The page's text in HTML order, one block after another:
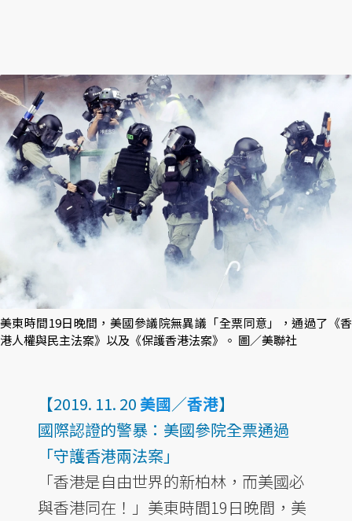
美東時間19日晚間，美國參議院無異議「全票同意」，通過了《香
港人權與民主法案》以及《保護香港法案》。 圖／美聯社
【2019. 11. 20 美國／香港】
國際認證的警暴：美國參院全票通過
「守護香港兩法案」
「香港是自由世界的新柏林，而美國必
與香港同在！」美東時間19日晚間，美